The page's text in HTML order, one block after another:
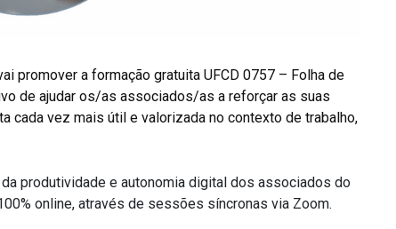
promover a formação gratuita UFCD 0757 – Folha de
de ajudar os/as associados/as a reforçar as suas
cada vez mais útil e valorizada no contexto de trabalho,
produtividade e autonomia digital dos associados do
online, através de sessões síncronas via Zoom.